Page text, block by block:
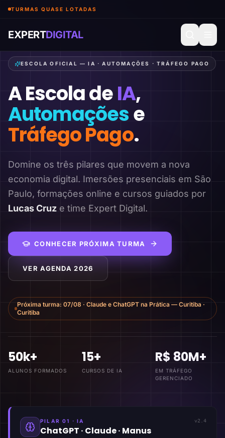
TURMAS QUASE LOTADAS
EXPERTDIGITAL
ESCOLA OFICIAL — IA · AUTOMAÇÕES · TRÁFEGO PAGO
A Escola deIA,
Automaçõese
Tráfego Pago.
Domine os três pilares que movem a nova
economia digital. Imersões presenciais em São
Paulo, formações online e cursos guiados por
Lucas Cruz e time Expert Digital.
CONHECER PRÓXIMA TURMA
VER AGENDA 2026
Próxima turma:07/08 ·Claude e ChatGPT na Prática — Curitiba ·
Curitiba
50k+
ALUNOS FORMADOS
15+
CURSOS DE IA
R$ 80M+
EM TRÁFEGO
GERENCIADO
PILAR 01 · IA
ChatGPT · Claude · Manus
v2.4